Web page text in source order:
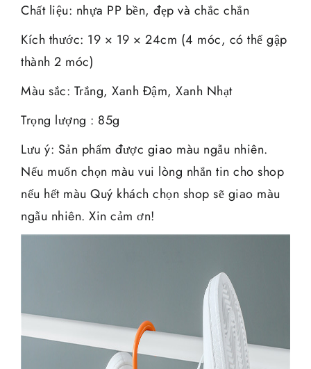
Chất liệu: nhựa PP bền, đẹp và chắc chắn
Kích thước: 19 × 19 × 24cm (4 móc, có thể gập
thành 2 móc)
Màu sắc: Trắng, Xanh Đậm, Xanh Nhạt
Trọng lượng : 85g
Lưu ý: Sản phẩm được giao màu ngẫu nhiên.
Nếu muốn chọn màu vui lòng nhắn tin cho shop
nếu hết màu Quý khách chọn shop sẽ giao màu
ngẫu nhiên. Xin cảm ơn!